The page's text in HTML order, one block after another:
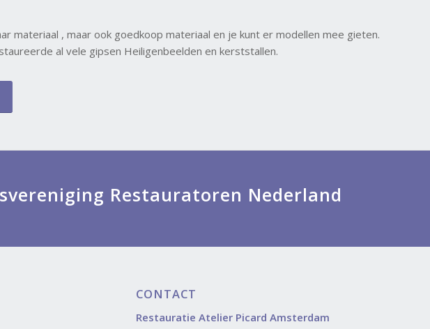
materiaal , maar ook goedkoop materiaal en je kunt er modellen mee gieten.
al vele gipsen Heiligenbeelden en kerststallen.
Restauratoren Nederland
CONTACT
Restauratie Atelier Picard Amsterdam